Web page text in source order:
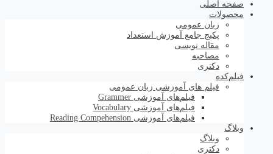
صفحه اصلی
محصولات
زبان عمومی
پکیج جامع آموزش استعداد
مقاله نویسی
مصاحبه
دکتری
فیلم‌کده
فیلم های آموزشی زبان عمومی
فیلم‌های آموزشی Grammer
فیلم‌های آموزشی Vocabulary
فیلم‌های آموزشی Reading Compehension
وبلاگ
وبلاگ
دکتری